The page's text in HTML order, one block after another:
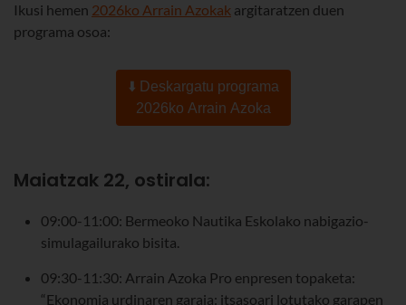
Ikusi hemen 2026ko Arrain Azokak argitaratzen duen
programa osoa:
⬇️ Deskargatu programa
2026ko Arrain Azoka
Maiatzak 22, ostirala:
09:00-11:00: Bermeoko Nautika Eskolako nabigazio-
simulagailurako bisita.
09:30-11:30: Arrain Azoka Pro enpresen topaketa:
“Ekonomia urdinaren garaia: itsasoari lotutako garapen